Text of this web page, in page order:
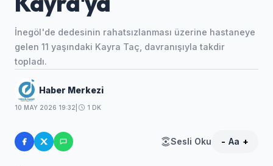
İnegöl'de dedesinin rahatsızlanması üzerine hastaneye
gelen 11 yaşındaki Kayra Taç, davranışıyla takdir
topladı.
Haber Merkezi
10 MAY 2026 19:32 1 DK
Sesli Oku - Aa +